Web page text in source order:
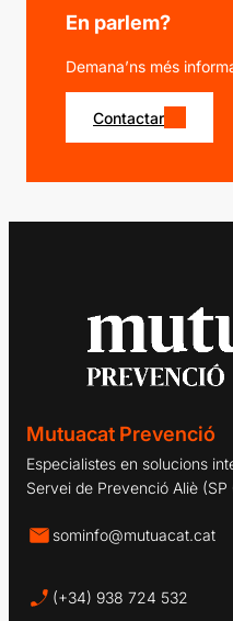
En parlem?
Demana’ns més
Contactar
Mutuacat Prevenció
Especialistes en solucions
Servei de Prevenció Aliè (SP
sominfo@mutuacat.cat
(+34) 938 724 532